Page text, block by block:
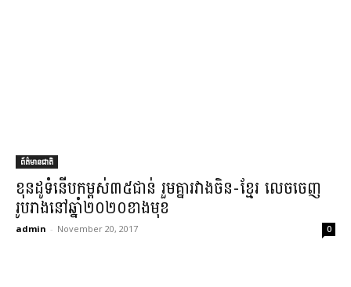
ព័ត៌មានជាតិ
ខុន​ដូ​ទំនើប​កម្ពស់​៣៥​ជាន់ រួម​គ្នា​រវាង​ចិន​-​ខ្មែរ លេច​ចេញ​
រូបរាង​នៅ​ឆ្នាំ​២០២០​ខាងមុខ​
admin - November 20, 2017 0